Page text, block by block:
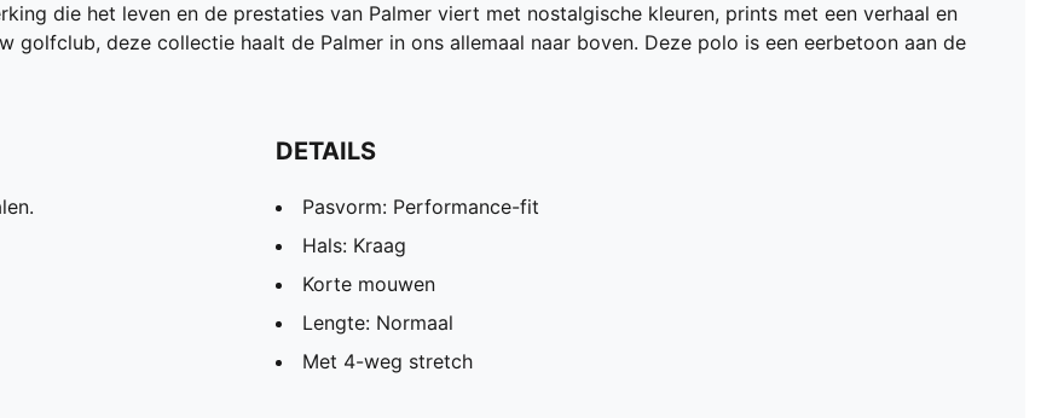
die het leven en de prestaties van Palmer viert met nostalgische kleuren, prints met een verhaal en
golfclub, deze collectie haalt de Palmer in ons allemaal naar boven. Deze polo is een eerbetoon aan de
DETAILS
Pasvorm: Performance-fit
Hals: Kraag
Korte mouwen
Lengte: Normaal
Met 4-weg stretch